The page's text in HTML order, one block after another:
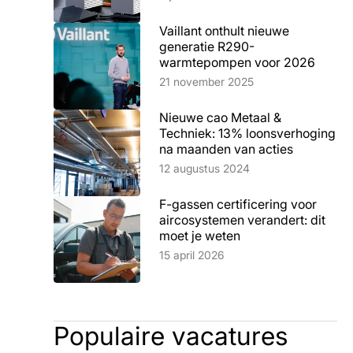
Vaillant onthult nieuwe
generatie R290-
warmtepompen voor 2026
Lees artikel
21 november 2025
Nieuwe cao Metaal &
Techniek: 13% loonsverhoging
na maanden van acties
Lees artikel
12 augustus 2024
F-gassen certificering voor
aircosystemen verandert: dit
moet je weten
Lees artikel
15 april 2026
Populaire vacatures